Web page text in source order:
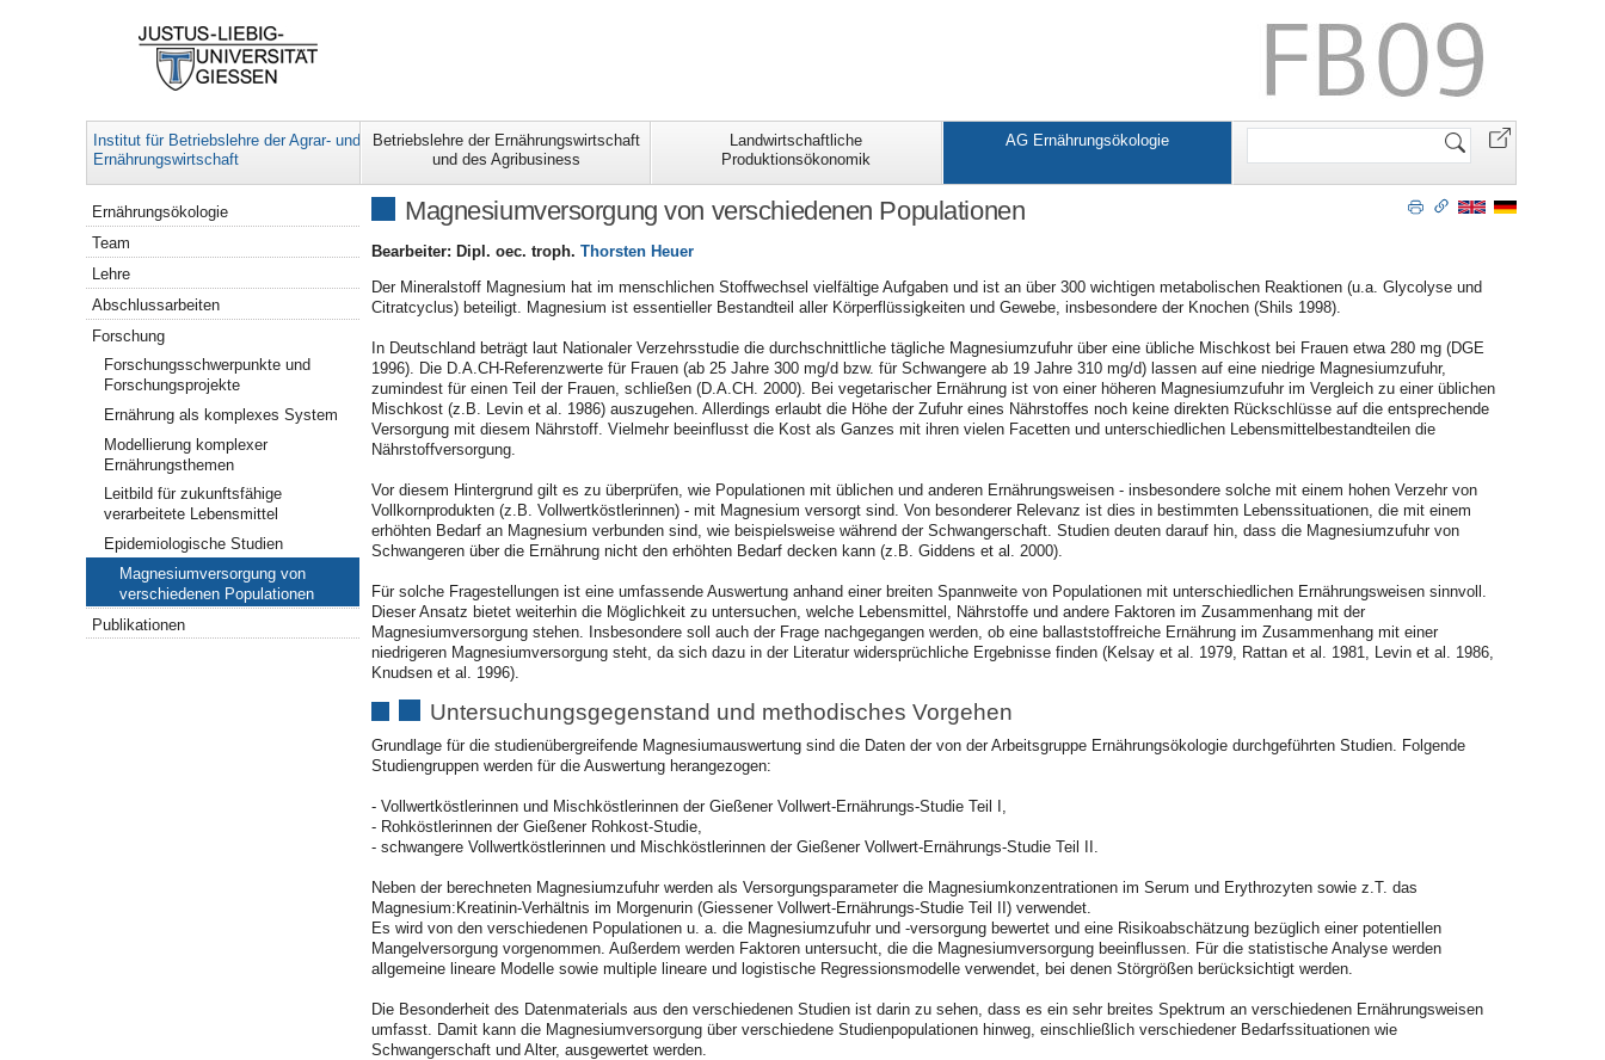
Institut für Betriebslehre der Agrar- und
Ernährungswirtschaft
Betriebslehre der Ernährungswirtschaft
und des Agribusiness
Landwirtschaftliche
Produktionsökonomik
AG Ernährungsökologie
Website
Magnesiumversorgung von verschiedenen Populationen
Bearbeiter: Dipl. oec. troph. Thorsten Heuer
Der Mineralstoff Magnesium hat im menschlichen Stoffwechsel vielfältige Aufgaben und ist an über 300 wichtigen metabolischen Reaktionen (u.a. Glycolyse und
Citratcyclus) beteiligt. Magnesium ist essentieller Bestandteil aller Körperflüssigkeiten und Gewebe, insbesondere der Knochen (Shils 1998).
In Deutschland beträgt laut Nationaler Verzehrsstudie die durchschnittliche tägliche Magnesiumzufuhr über eine übliche Mischkost bei Frauen etwa 280 mg (DGE
1996). Die D.A.CH-Referenzwerte für Frauen (ab 25 Jahre 300 mg/d bzw. für Schwangere ab 19 Jahre 310 mg/d) lassen auf eine niedrige Magnesiumzufuhr,
zumindest für einen Teil der Frauen, schließen (D.A.CH. 2000). Bei vegetarischer Ernährung ist von einer höheren Magnesiumzufuhr im Vergleich zu einer üblichen
Mischkost (z.B. Levin et al. 1986) auszugehen. Allerdings erlaubt die Höhe der Zufuhr eines Nährstoffes noch keine direkten Rückschlüsse auf die entsprechende
Versorgung mit diesem Nährstoff. Vielmehr beeinflusst die Kost als Ganzes mit ihren vielen Facetten und unterschiedlichen Lebensmittelbestandteilen die
Nährstoffversorgung.
Vor diesem Hintergrund gilt es zu überprüfen, wie Populationen mit üblichen und anderen Ernährungsweisen - insbesondere solche mit einem hohen Verzehr von
Vollkornprodukten (z.B. Vollwertköstlerinnen) - mit Magnesium versorgt sind. Von besonderer Relevanz ist dies in bestimmten Lebenssituationen, die mit einem
erhöhten Bedarf an Magnesium verbunden sind, wie beispielsweise während der Schwangerschaft. Studien deuten darauf hin, dass die Magnesiumzufuhr von
Schwangeren über die Ernährung nicht den erhöhten Bedarf decken kann (z.B. Giddens et al. 2000).
Für solche Fragestellungen ist eine umfassende Auswertung anhand einer breiten Spannweite von Populationen mit unterschiedlichen Ernährungsweisen sinnvoll.
Dieser Ansatz bietet weiterhin die Möglichkeit zu untersuchen, welche Lebensmittel, Nährstoffe und andere Faktoren im Zusammenhang mit der
Magnesiumversorgung stehen. Insbesondere soll auch der Frage nachgegangen werden, ob eine ballaststoffreiche Ernährung im Zusammenhang mit einer
niedrigeren Magnesiumversorgung steht, da sich dazu in der Literatur widersprüchliche Ergebnisse finden (Kelsay et al. 1979, Rattan et al. 1981, Levin et al. 1986,
Knudsen et al. 1996).
Untersuchungsgegenstand und methodisches Vorgehen
Grundlage für die studienübergreifende Magnesiumauswertung sind die Daten der von der Arbeitsgruppe Ernährungsökologie durchgeführten Studien. Folgende
Studiengruppen werden für die Auswertung herangezogen:
- Vollwertköstlerinnen und Mischköstlerinnen der Gießener Vollwert-Ernährungs-Studie Teil I,
- Rohköstlerinnen der Gießener Rohkost-Studie,
- schwangere Vollwertköstlerinnen und Mischköstlerinnen der Gießener Vollwert-Ernährungs-Studie Teil II.
Neben der berechneten Magnesiumzufuhr werden als Versorgungsparameter die Magnesiumkonzentrationen im Serum und Erythrozyten sowie z.T. das
Magnesium:Kreatinin-Verhältnis im Morgenurin (Giessener Vollwert-Ernährungs-Studie Teil II) verwendet.
Es wird von den verschiedenen Populationen u. a. die Magnesiumzufuhr und -versorgung bewertet und eine Risikoabschätzung bezüglich einer potentiellen
Mangelversorgung vorgenommen. Außerdem werden Faktoren untersucht, die die Magnesiumversorgung beeinflussen. Für die statistische Analyse werden
allgemeine lineare Modelle sowie multiple lineare und logistische Regressionsmodelle verwendet, bei denen Störgrößen berücksichtigt werden.
Die Besonderheit des Datenmaterials aus den verschiedenen Studien ist darin zu sehen, dass es ein sehr breites Spektrum an verschiedenen Ernährungsweisen
umfasst. Damit kann die Magnesiumversorgung über verschiedene Studienpopulationen hinweg, einschließlich verschiedener Bedarfssituationen wie
Schwangerschaft und Alter, ausgewertet werden.
Navigation
Ernährungsökologie
Team
Lehre
Abschlussarbeiten
Forschung
Forschungsschwerpunkte und
Forschungsprojekte
Ernährung als komplexes System
Modellierung komplexer
Ernährungsthemen
Leitbild für zukunftsfähige
verarbeitete Lebensmittel
Epidemiologische Studien
Magnesiumversorgung von
verschiedenen Populationen
Publikationen